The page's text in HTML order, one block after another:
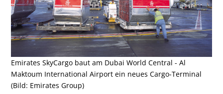
Emirates SkyCargo baut am Dubai World Central - Al
Maktoum International Airport ein neues Cargo-Terminal
(Bild: Emirates Group)